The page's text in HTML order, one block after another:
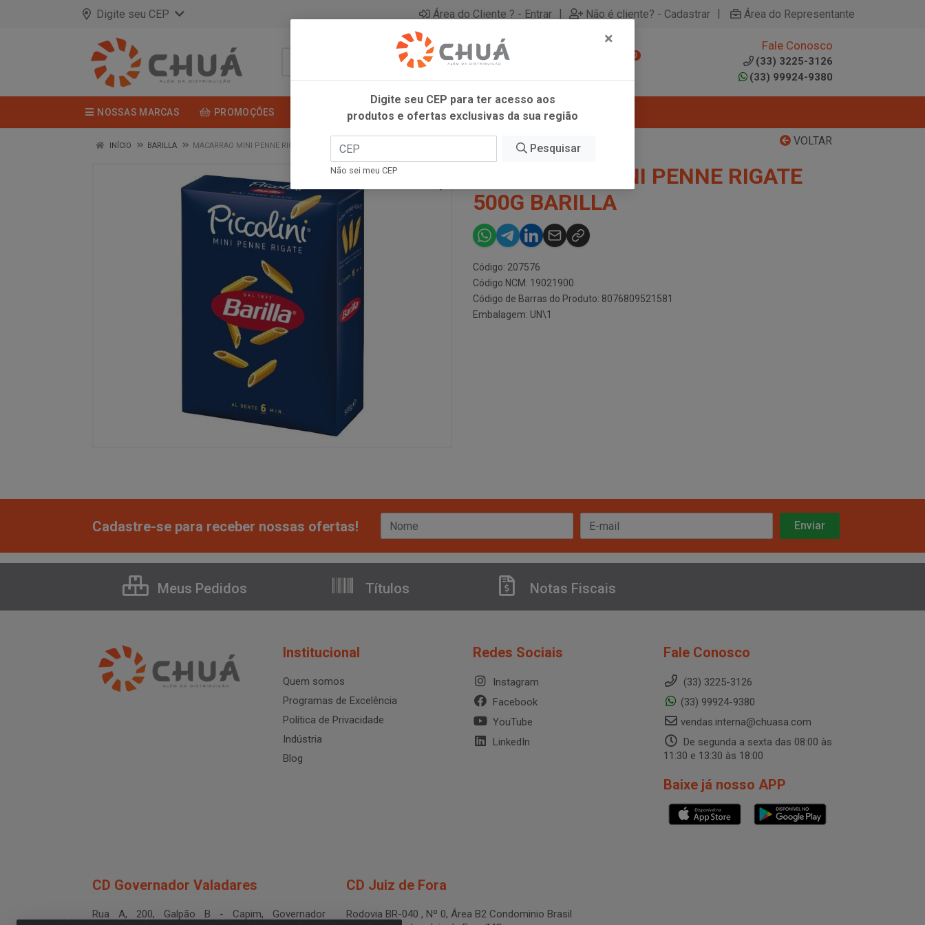
Digite seu CEP Área do Cliente ? - Entrar | Não é cliente? - Cadastrar | Área do Representante
0
Fale Conosco
(33) 3225-3126
(33) 99924-9380
NOSSAS MARCAS PROMOÇÕES
VOLTAR
INÍCIO BARILLA MACARRAO MINI PENNE RIGATE 500G BARILLA
MACARRAO MINI PENNE RIGATE
500G BARILLA
Código: 207576
Código NCM: 19021900
Código de Barras do Produto: 8076809521581
Embalagem: UN\1
Cadastre-se para receber nossas ofertas!
Meus Pedidos Títulos Notas Fiscais
Institucional
Quem somos
Programas de Excelência
Política de Privacidade
Indústria
Blog
Redes Sociais
Instagram
Facebook
YouTube
LinkedIn
Fale Conosco
(33) 3225-3126
(33) 99924-9380
vendas.interna@chuasa.com
De segunda a sexta das 08:00 às
11:30 e 13:30 às 18:00
Baixe já nosso APP
CD Governador Valadares
Rua A, 200, Galpão B - Capim, Governador
CD Juiz de Fora
Rodovia BR-040 , Nº 0, Área B2 Condominio Brasil
×
Digite seu CEP para ter acesso aos
produtos e ofertas exclusivas da sua região
Pesquisar
Não sei meu CEP